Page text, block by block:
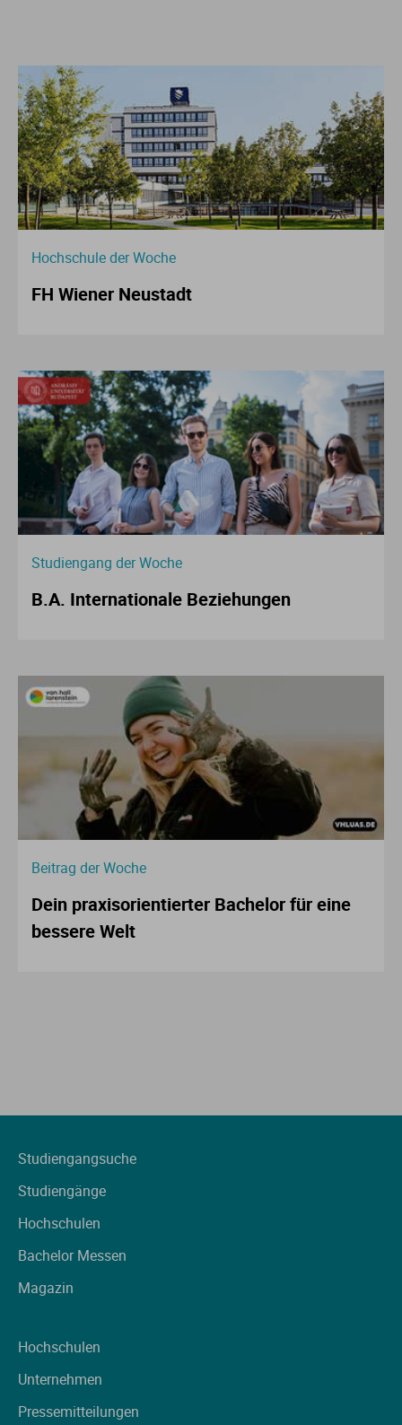
Hochschule der Woche
FH Wiener Neustadt
Studiengang der Woche
B.A. Internationale Beziehungen
Beitrag der Woche
Dein praxisorientierter Bachelor für eine
bessere Welt
Studiengangsuche
Studiengänge
Hochschulen
Bachelor Messen
Magazin
Hochschulen
Unternehmen
Pressemitteilungen